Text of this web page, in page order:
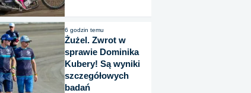
6 godzin temu
Żużel. Zwrot w
sprawie Dominika
Kubery! Są wyniki
szczegółowych
badań